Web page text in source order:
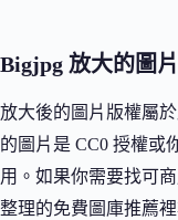
Bigjpg 放大的圖
放大後的圖片版權屬
的圖片是 CC0 授權或
用。如果你需要找可
整理的免費圖庫推薦